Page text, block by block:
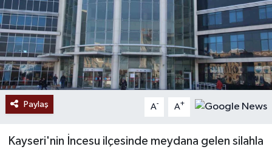
Paylaş A- A+
Kayseri'nin İncesu ilçesinde meydana gelen silahla